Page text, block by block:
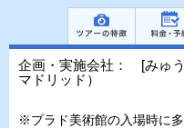
企画・実施会社： [みゅ
マドリッド）
※プラド美術館の入場時に